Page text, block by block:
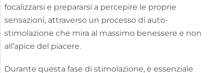
focalizzarsi e prepararsi a percepire le proprie
sensazioni, attraverso un processo di auto-
stimolazione che mira al massimo benessere e non
all’apice del piacere.
Durante questa fase di stimolazione, è essenziale